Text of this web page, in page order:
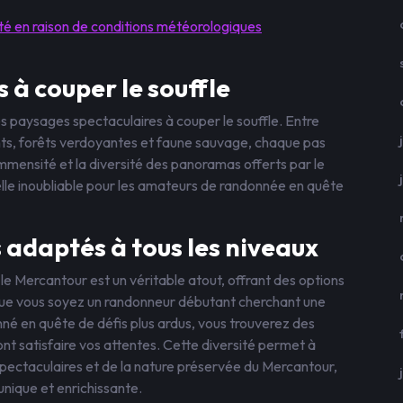
en raison de conditions météorologiques
à couper le souffle
paysages spectaculaires à couper le souffle. Entre
forêts verdoyantes et faune sauvage, chaque pas
et la diversité des panoramas offerts par le
inoubliable pour les amateurs de randonnée en quête
à tous les niveaux
Mercantour est un véritable atout, offrant des options
vous soyez un randonneur débutant cherchant une
en quête de défis plus ardus, vous trouverez des
satisfaire vos attentes. Cette diversité permet à
et de la nature préservée du Mercantour,
et enrichissante.